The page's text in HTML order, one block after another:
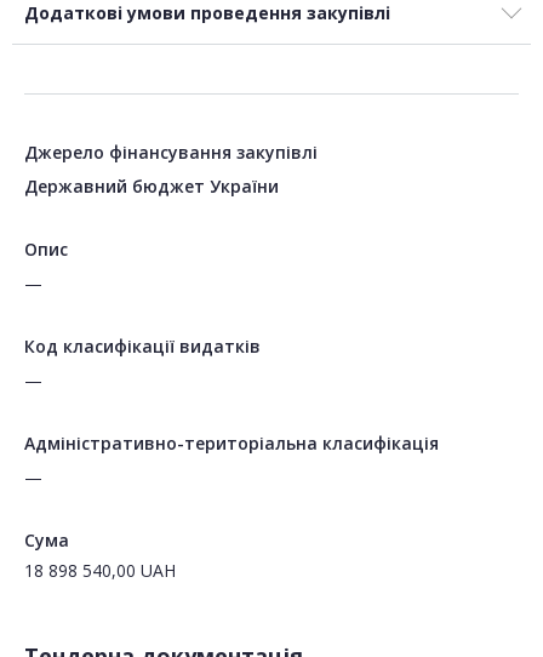
Додаткові умови проведення закупівлі
Джерело фінансування закупівлі
Державний бюджет України
Опис
—
Код класифікації видатків
—
Адміністративно-територіальна класифікація
—
Сума
18 898 540,00 UAH